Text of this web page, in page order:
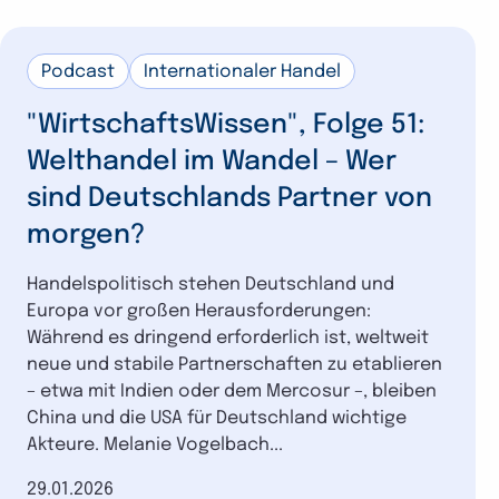
Podcast Internationaler Handel
"WirtschaftsWissen", Folge 51:
Welthandel im Wandel – Wer
sind Deutschlands Partner von
morgen?
Handelspolitisch stehen Deutschland und
Europa vor großen Herausforderungen:
Während es dringend erforderlich ist, weltweit
neue und stabile Partnerschaften zu etablieren
– etwa mit Indien oder dem Mercosur –, bleiben
China und die USA für Deutschland wichtige
Akteure. Melanie Vogelbach...
Datum der Veröffentlichung
29.01.2026